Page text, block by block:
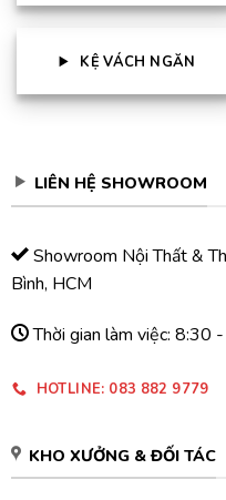
KỆ VÁCH NGĂN
LIÊN HỆ SHOWROOM
Showroom Nội Thất &
Bình, HCM
Thời gian làm việc: 8:30
HOTLINE: 083 882 9779
KHO XƯỞNG & ĐỐI TÁC